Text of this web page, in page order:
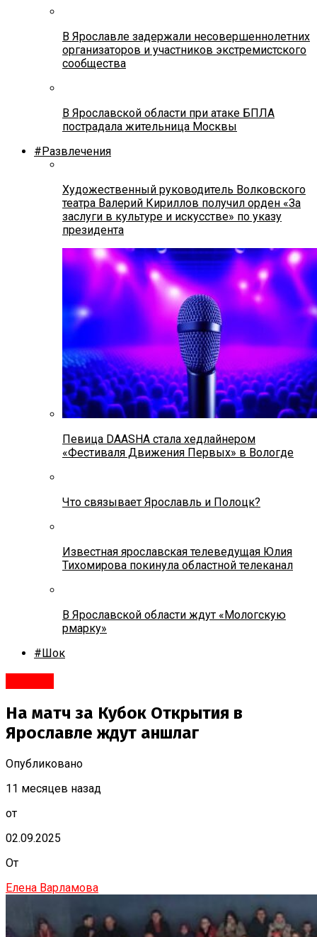
В Ярославле задержали несовершеннолетних
организаторов и участников экстремистского
сообщества
В Ярославской области при атаке БПЛА
пострадала жительница Москвы
#Развлечения
Художественный руководитель Волковского
театра Валерий Кириллов получил орден «За
заслуги в культуре и искусстве» по указу
президента
Певица DAASHA стала хедлайнером
«Фестиваля Движения Первых» в Вологде
Что связывает Ярославль и Полоцк?
Известная ярославская телеведущая Юлия
Тихомирова покинула областной телеканал
В Ярославской области ждут «Мологскую
рмарку»
#Шок
На матч за Кубок Открытия в
Ярославле ждут аншлаг
Опубликовано
11 месяцев назад
от
02.09.2025
От
Елена Варламова